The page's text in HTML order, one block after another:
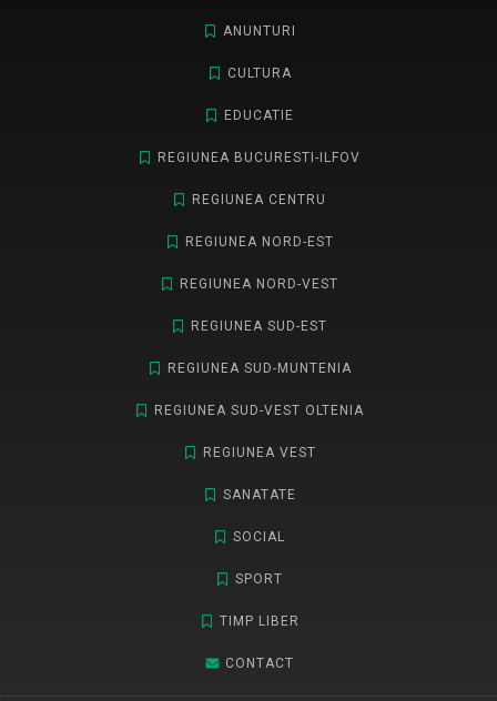
ANUNTURI
CULTURA
EDUCATIE
REGIUNEA BUCURESTI-ILFOV
REGIUNEA CENTRU
REGIUNEA NORD-EST
REGIUNEA NORD-VEST
REGIUNEA SUD-EST
REGIUNEA SUD-MUNTENIA
REGIUNEA SUD-VEST OLTENIA
REGIUNEA VEST
SANATATE
SOCIAL
SPORT
TIMP LIBER
CONTACT